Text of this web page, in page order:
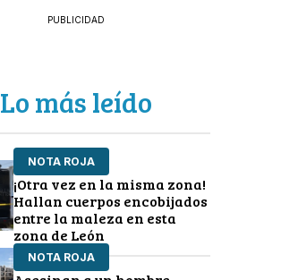
PUBLICIDAD
Lo más leído
NOTA ROJA
¡Otra vez en la misma zona!
Hallan cuerpos encobijados
entre la maleza en esta
zona de León
NOTA ROJA